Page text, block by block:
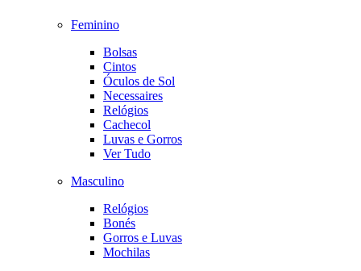
Feminino
Bolsas
Cintos
Óculos de Sol
Necessaires
Relógios
Cachecol
Luvas e Gorros
Ver Tudo
Masculino
Relógios
Bonés
Gorros e Luvas
Mochilas